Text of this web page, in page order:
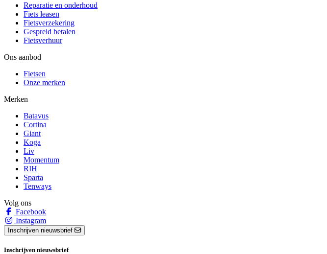
Reparatie en onderhoud
Fiets leasen
Fietsverzekering
Gespreid betalen
Fietsverhuur
Ons aanbod
Fietsen
Onze merken
Merken
Batavus
Cortina
Giant
Koga
Liv
Momentum
RIH
Sparta
Tenways
Volg ons
Facebook
Instagram
Inschrijven nieuwsbrief
Inschrijven nieuwsbrief